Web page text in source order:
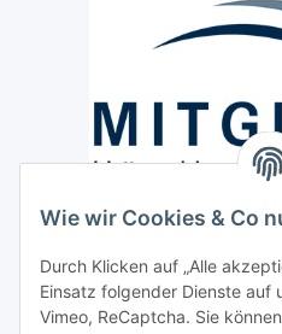
Wie wir Cookies & Co
Durch Klicken auf „Alle
Einsatz folgender Dienste auf
Vimeo, ReCaptcha. Sie
Paketdienst und Spedition
Regionaler Lieferservice